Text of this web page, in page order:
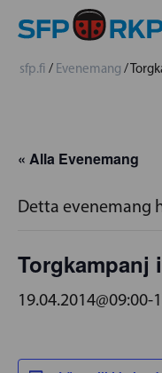
sfp.fi / Evenemang /
« Alla Evenemang
Detta evenemang
Torgkampanj
19.04.2014@09:00-